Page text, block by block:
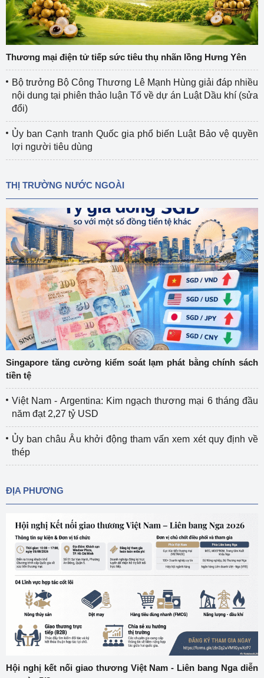
Thương mại điện tử tiếp sức tiêu thụ nhãn lồng Hưng Yên
Bộ trưởng Bộ Công Thương Lê Mạnh Hùng giải đáp nhiều
nội dung tại phiên thảo luận Tổ về dự án Luật Dầu khí (sửa
đổi)
Ủy ban Cạnh tranh Quốc gia phổ biến Luật Bảo vệ quyền
lợi người tiêu dùng
THỊ TRƯỜNG NƯỚC NGOÀI
Singapore tăng cường kiểm soát lạm phát bằng chính sách
tiền tệ
Việt Nam - Argentina: Kim ngạch thương mại 6 tháng đầu
năm đạt 2,27 tỷ USD
Ủy ban châu Âu khởi động tham vấn xem xét quy định về
thép
ĐỊA PHƯƠNG
Hội nghị kết nối giao thương Việt Nam - Liên bang Nga diễn